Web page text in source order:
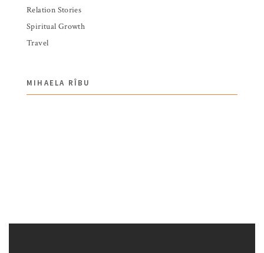
Relation Stories
Spiritual Growth
Travel
MIHAELA RÎBU